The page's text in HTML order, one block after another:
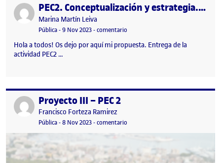
Publicado por PEC2. Conceptualización y estrategia. Proyecto III: Señalética y digital Signage
Publicado por
Marina Martín Leiva
Visibilidad:
Pública-Fecha de publicación
9 Nov 2023-comentario
Hola a todos! Os dejo por aquí mi propuesta. Entrega de la
actividad PEC2 …
Publicado porProyecto III – PEC 2
Publicado por
Francisco Forteza Ramirez
Visibilidad:
Pública-Fecha de publicación
8 Nov 2023-comentario